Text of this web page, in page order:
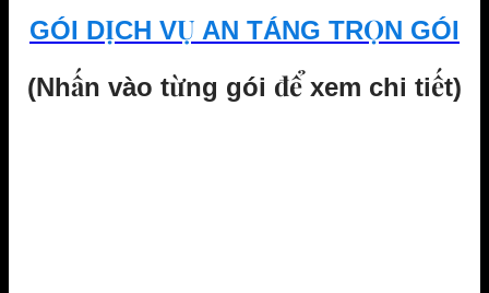
GÓI DỊCH VỤ AN TÁNG TRỌN GÓI
(Nhấn vào từng gói để xem chi tiết)